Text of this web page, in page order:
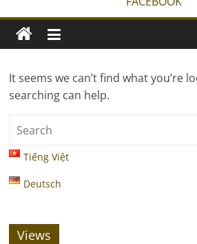
It seems we can’t find what you’re
searching can help.
Tiếng Việt
Deutsch
Views